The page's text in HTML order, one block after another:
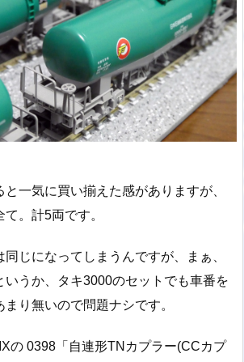
一気に買い揃えた感がありますが、
。計5両です。
じになってしまうんですが、まぁ、
いうか、タキ3000のセットでも車番を
り無いので問題ナシです。
の 0398「自連形TNカプラー(CCカプ